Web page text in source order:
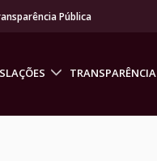
Pública
TRANSPARÊNCIA